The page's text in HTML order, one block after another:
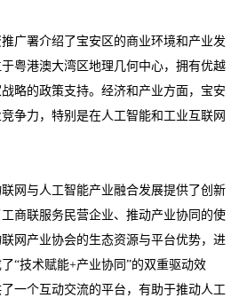
署介绍了宝安区的商业环境和产业发
粤港澳大湾区地理几何中心，拥有优越
略的政策支持。经济和产业方面，宝安
争力，特别是在人工智能和工业互联网
与人工智能产业融合发展提供了创新
商联服务民营企业、推动产业协同的使
网产业协会的生态资源与平台优势，进
“技术赋能+产业协同”的双重驱动效
一个互动交流的平台，有助于推动人工